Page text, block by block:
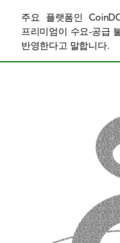
주요 플랫폼인
프리미엄이 수요-공급
반영한다고 말합니다.